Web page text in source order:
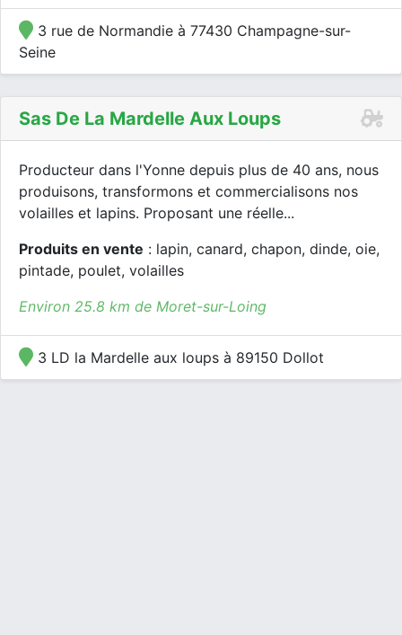
3 rue de Normandie à 77430 Champagne-sur-
Seine
Sas De La Mardelle Aux Loups
Producteur dans l'Yonne depuis plus de 40 ans, nous
produisons, transformons et commercialisons nos
volailles et lapins. Proposant une réelle...
Produits en vente : lapin, canard, chapon, dinde, oie,
pintade, poulet, volailles
Environ 25.8 km de Moret-sur-Loing
3 LD la Mardelle aux loups à 89150 Dollot